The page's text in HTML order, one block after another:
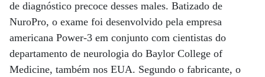
de diagnóstico precoce desses males. Batizado de
NuroPro, o exame foi desenvolvido pela empresa
americana Power-3 em conjunto com cientistas do
departamento de neurologia do Baylor College of
Medicine, também nos EUA. Segundo o fabricante, o